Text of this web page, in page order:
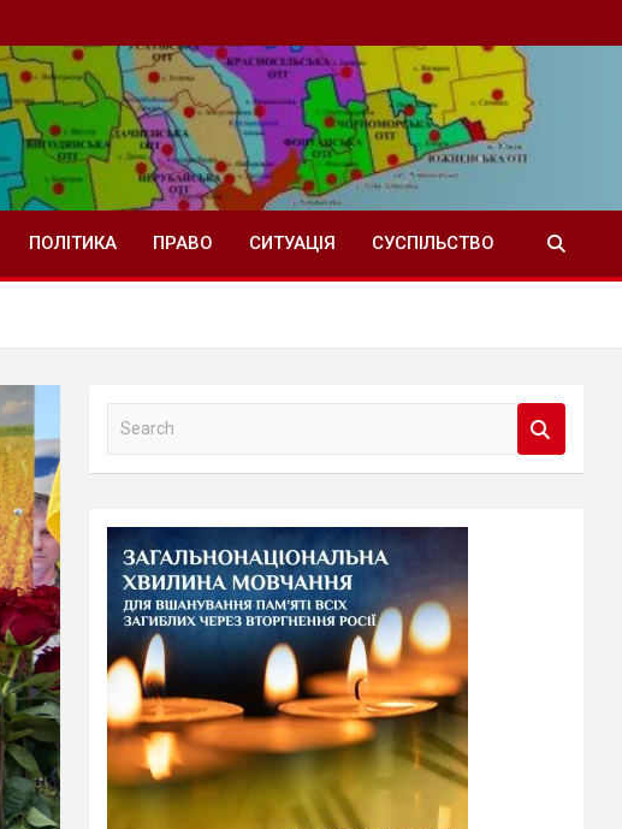
ПОЛІТИКА ПРАВО СИТУАЦІЯ СУСПІЛЬСТВО
a